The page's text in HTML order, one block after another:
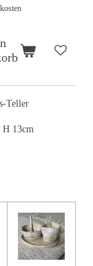
Teller
H 13cm